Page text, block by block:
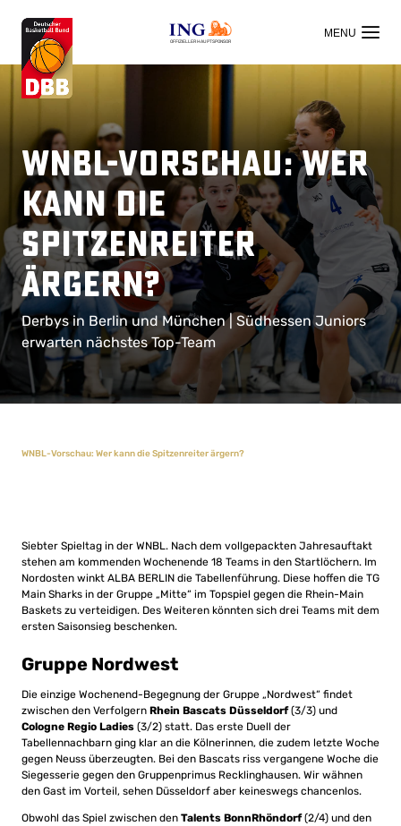
OFFIZIELLER HAUPTSPONSOR
WNBL-Vorschau: Wer
kann die
Spitzenreiter
ärgern?
Derbys in Berlin und München | Südhessen Juniors
erwarten nächstes Top-Team
WNBL-Vorschau: Wer kann die Spitzenreiter ärgern?
Siebter Spieltag in der WNBL. Nach dem vollgepackten Jahresauftakt
stehen am kommenden Wochenende 18 Teams in den Startlöchern. Im
Nordosten winkt ALBA BERLIN die Tabellenführung. Diese hoffen die TG
Main Sharks in der Gruppe „Mitte“ im Topspiel gegen die Rhein-Main
Baskets zu verteidigen. Des Weiteren könnten sich drei Teams mit dem
ersten Saisonsieg beschenken.
Gruppe Nordwest
Die einzige Wochenend-Begegnung der Gruppe „Nordwest“ findet
zwischen den Verfolgern Rhein Bascats Düsseldorf(3/3) und
Cologne Regio Ladies (3/2) statt. Das erste Duell der
Tabellennachbarn ging klar an die Kölnerinnen, die zudem letzte Woche
gegen Neuss überzeugten. Bei den Bascats riss vergangene Woche die
Siegesserie gegen den Gruppenprimus Recklinghausen. Wir wähnen
den Gast im Vorteil, sehen Düsseldorf aber keineswegs chancenlos.
Obwohl das Spiel zwischen den Talents BonnRhöndorf(2/4) und den